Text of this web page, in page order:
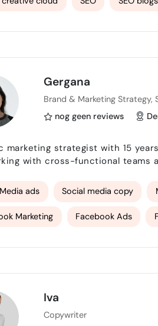
Gergana
Brand & Marketing Strategy,
nog geen reviews
marketing strategist with 15
with cross-functional teams
generation via social media
ads Social media copy
Marketing Facebook Ads
marketing
Iva
Copywriter